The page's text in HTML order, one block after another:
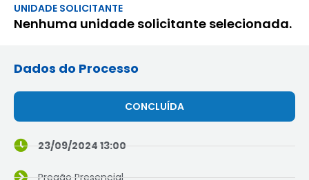
UNIDADE SOLICITANTE
Nenhuma unidade solicitante selecionada.
Dados do Processo
CONCLUÍDA
23/09/2024 13:00
Pregão Presencial